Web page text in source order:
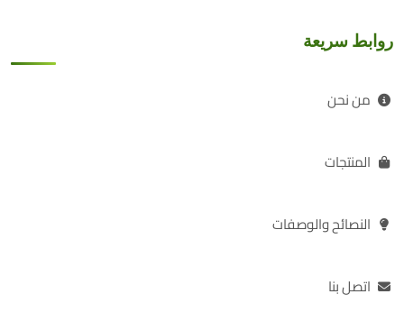
روابط سريعة
من نحن
المنتجات
النصائح والوصفات
اتصل بنا